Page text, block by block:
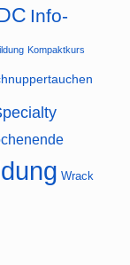
Info-
Kompaktkurs
Wrack